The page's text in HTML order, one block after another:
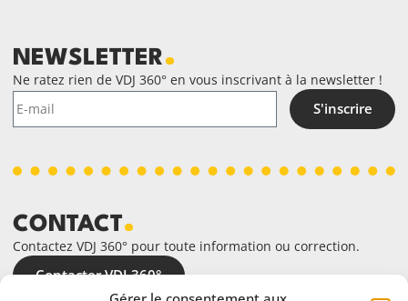
NEWSLETTER
Ne ratez rien de VDJ 360° en vous inscrivant à la newsletter !
S'inscrire
CONTACT
Contactez VDJ 360° pour toute information ou correction.
Contacter VDJ 360°